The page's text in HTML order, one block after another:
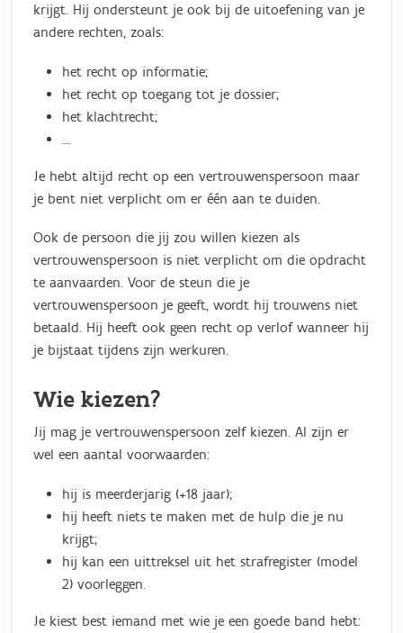
krijgt. Hij ondersteunt je ook bij de uitoefening van je
andere rechten, zoals:
het recht op informatie;
het recht op toegang tot je dossier;
het klachtrecht;
...
Je hebt altijd recht op een vertrouwenspersoon maar
je bent niet verplicht om er één aan te duiden.
Ook de persoon die jij zou willen kiezen als
vertrouwenspersoon is niet verplicht om die opdracht
te aanvaarden. Voor de steun die je
vertrouwenspersoon je geeft, wordt hij trouwens niet
betaald. Hij heeft ook geen recht op verlof wanneer hij
je bijstaat tijdens zijn werkuren.
Wie kiezen?
Jij mag je vertrouwenspersoon zelf kiezen. Al zijn er
wel een aantal voorwaarden:
hij is meerderjarig (+18 jaar);
hij heeft niets te maken met de hulp die je nu
krijgt;
hij kan een uittreksel uit het strafregister (model
2) voorleggen.
Je kiest best iemand met wie je een goede band hebt: